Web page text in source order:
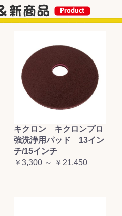
キクロン キクロンプロ
強洗浄用パッド 13イン
チ/15インチ
￥3,300 ～ ￥21,450